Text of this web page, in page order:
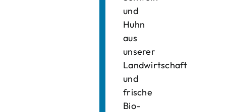
und
Huhn
aus
unserer
Landwirtschaft
und
frische
Bio-